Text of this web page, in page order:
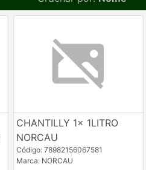
CHANTILLY 1x 1LITRO
NORCAU
Código: 78982156067581
Marca: NORCAU